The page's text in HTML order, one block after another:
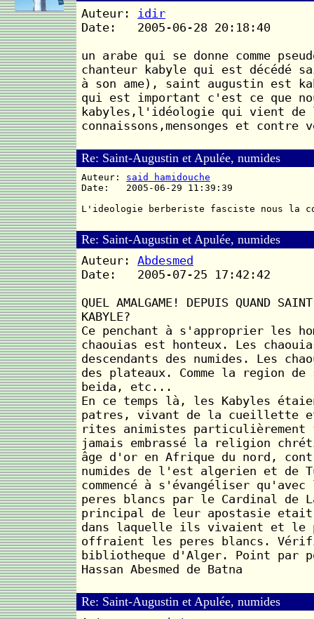
Auteur: idir
Date: 2005-06-28 20:18:40
un arabe qui se donne comme
chanteur kabyle qui est décédé
à son ame), saint augustin est
qui est important c'est ce que
kabyles,l'idéologie qui vient de
connaissons,mensonges et
Re: Saint-Augustin et Apulée, numides
Auteur: said hamidouche
Date: 2005-06-29 11:39:39
L'ideologie berberiste fasciste nous la
Re: Saint-Augustin et Apulée, numides
Auteur: Abdesmed
Date: 2005-07-25 17:42:42
QUEL AMALGAME! DEPUIS QUAND
KABYLE?
Ce penchant à s'approprier les
chaouias est honteux. Les
descendants des numides. Les
des plateaux. Comme la region
beida, etc...
En ce temps là, les Kabyles
patres, vivant de la cueillette
rites animistes
jamais embrassé la religion
âge d'or en Afrique du nord,
numides de l'est algerien et de
commencé à s'évangéliser
peres blancs par le Cardinal de
principal de leur apostasie etait
dans laquelle ils vivaient et le
offraient les peres blancs.
bibliotheque d'Alger. Point par
Hassan Abesmed de Batna
Re: Saint-Augustin et Apulée, numides